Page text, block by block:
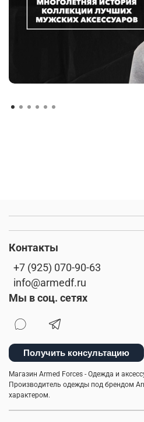
Контакты
+7 (925) 070-90-63
info@armedf.ru
Мы в соц. сетях
Получить консультацию
Магазин Armed Forces - Одежда и
Производитель одежды под брендом
характером.